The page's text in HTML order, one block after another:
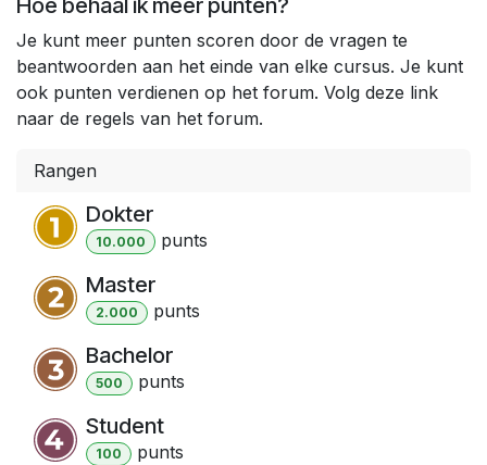
Je kunt meer punten scoren door de vragen te
beantwoorden aan het einde van elke cursus. Je kunt
ook punten verdienen op het forum. Volg deze link
naar de regels van het forum.
Rangen
Dokter
10.000 punts
Master
2.000 punts
Bachelor
500 punts
Student
100 punts